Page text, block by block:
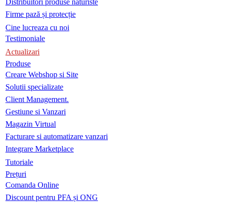
Distribuitori produse naturiste
Firme pază și protecție
Cine lucreaza cu noi
Testimoniale
Actualizari
Produse
Creare Webshop si Site
Solutii specializate
Client Management.
Gestiune si Vanzari
Magazin Virtual
Facturare si automatizare vanzari
Integrare Marketplace
Tutoriale
Prețuri
Comanda Online
Discount pentru PFA și ONG